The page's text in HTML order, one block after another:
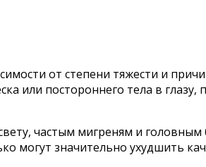
от степени тяжести и
или постороннего тела в глазу,
частым мигреням и
могут значительно ухудшить